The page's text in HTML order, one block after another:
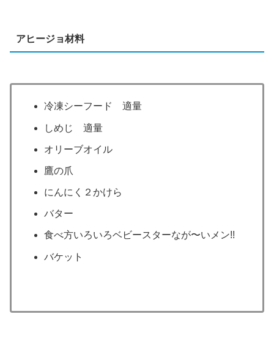
アヒージョ材料
冷凍シーフード 適量
しめじ 適量
オリーブオイル
鷹の爪
にんにく２かけら
バター
食べ方いろいろベビースターなが〜いメン!!
バケット